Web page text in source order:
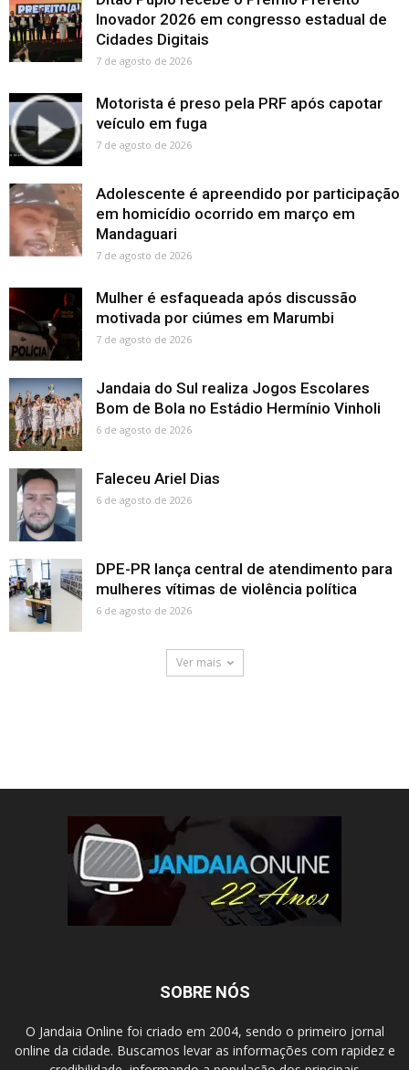
Inovador 2026 em congresso estadual de
Cidades Digitais
7 de agosto de 2026
Motorista é preso pela PRF após capotar
veículo em fuga
7 de agosto de 2026
Adolescente é apreendido por participação
em homicídio ocorrido em março em
Mandaguari
7 de agosto de 2026
Mulher é esfaqueada após discussão
motivada por ciúmes em Marumbi
7 de agosto de 2026
Jandaia do Sul realiza Jogos Escolares
Bom de Bola no Estádio Hermínio Vinholi
6 de agosto de 2026
Faleceu Ariel Dias
6 de agosto de 2026
DPE-PR lança central de atendimento para
mulheres vítimas de violência política
6 de agosto de 2026
Ver mais
SOBRE NÓS
O Jandaia Online foi criado em 2004, sendo o primeiro jornal
online da cidade. Buscamos levar as informações com rapidez e